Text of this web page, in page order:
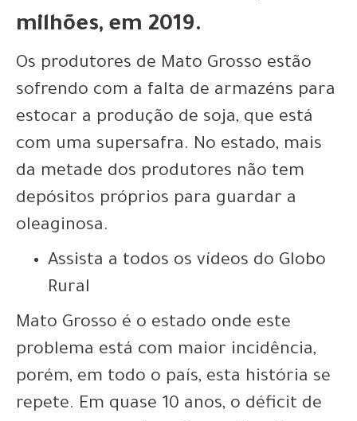
milhões, em 2019.
Os produtores de Mato Grosso estão
sofrendo com a falta de armazéns para
estocar a produção de soja, que está
com uma supersafra. No estado, mais
da metade dos produtores não tem
depósitos próprios para guardar a
oleaginosa.
Assista a todos os vídeos do Globo
Rural
Mato Grosso é o estado onde este
problema está com maior incidência,
porém, em todo o país, esta história se
repete. Em quase 10 anos, o déficit de